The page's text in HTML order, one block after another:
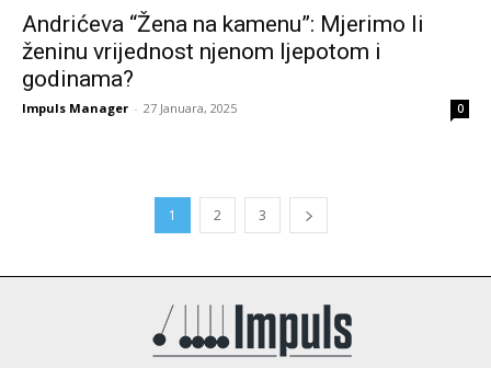
Andrićeva “Žena na kamenu”: Mjerimo li
ženinu vrijednost njenom ljepotom i
godinama?
Impuls Manager - 27 Januara, 2025 0
1 2 3